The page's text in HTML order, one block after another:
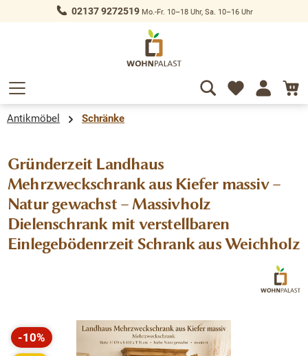
springen 02137 9272519Mo.-Fr. 10–18 Uhr, Sa. 10–16 Uhr
Antikmöbel Schränke
Gründerzeit Landhaus
Mehrzweckschrank aus Kiefer massiv –
Natur gewachst – Massivholz
Dielenschrank mit verstellbaren
Einlegebödenrzeit Schrank aus Weichholz
Bildergalerie überspringen
-10%
Rabatt